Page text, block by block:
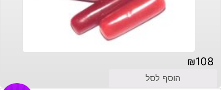
₪108
הוסף לסל